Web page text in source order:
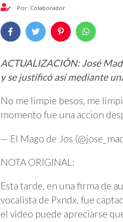
Por: Colaborador
ACTUALIZACIÓN: José
y se justificó así mediante
No me limpie besos, me
momento fue una accion
— El Mago de Jos
NOTA ORIGINAL:
Esta tarde, en una firma de
vocalista de Pxndx, fue
el video puede apreciarse